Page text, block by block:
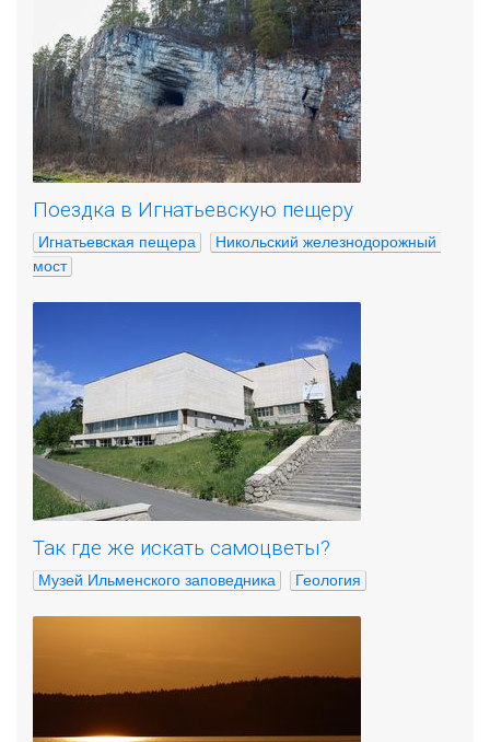
Поездка в Игнатьевскую пещеру
Игнатьевская пещера
Никольский железнодорожный
мост
Так где же искать самоцветы?
Музей Ильменского заповедника Геология